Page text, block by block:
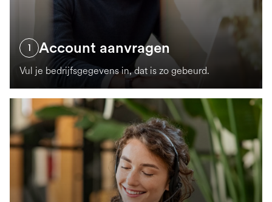
1 Account aanvragen
Vul je bedrijfsgegevens in, dat is zo gebeurd.